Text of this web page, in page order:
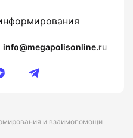
info@megapolisonline.ru
и взаимопомощи